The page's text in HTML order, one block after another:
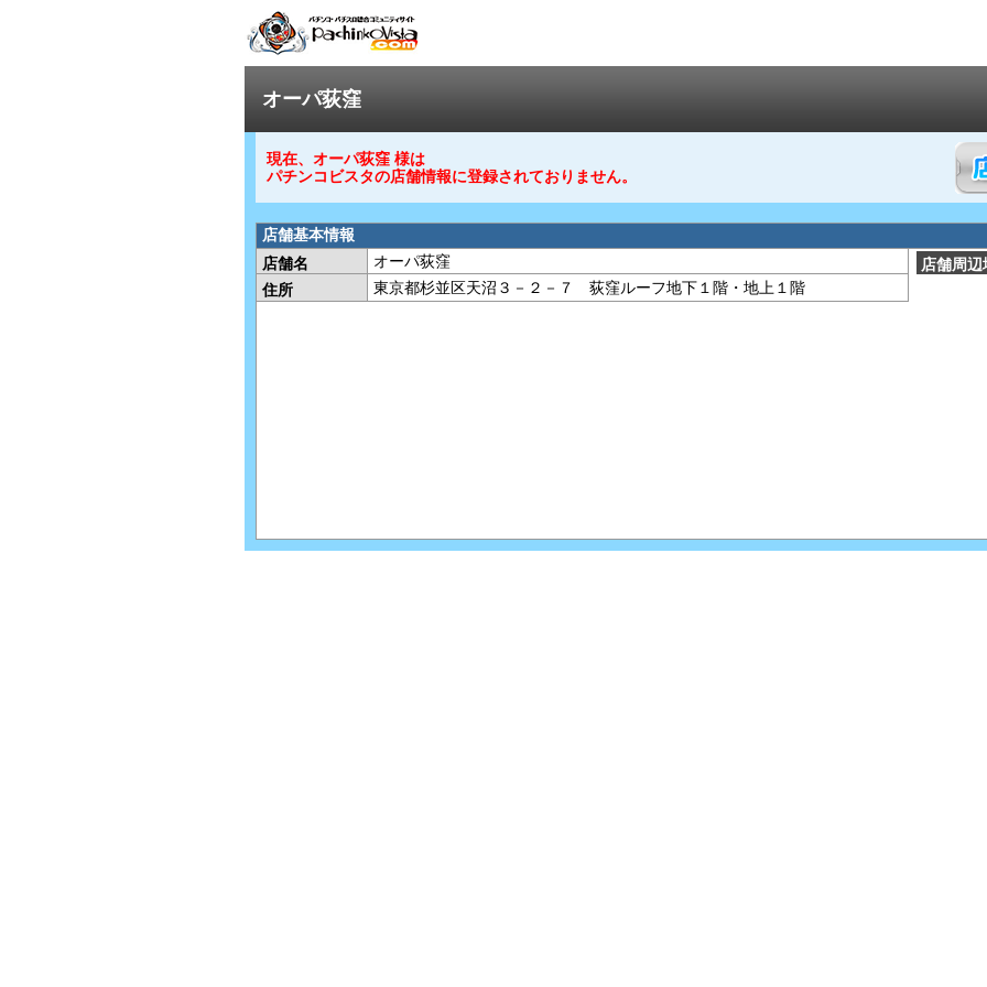
オーパ荻窪
現在、オーパ荻窪 様は
パチンコビスタの店舗情報に登録されておりません。
店舗基本情報
店舗周辺
店舗名
オーパ荻窪
住所
東京都杉並区天沼３－２－７ 荻窪ルーフ地下１階・地上１階